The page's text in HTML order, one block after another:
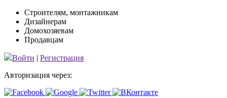
Строителям, монтажникам
Дизайнерам
Домохозяевам
Продавцам
Войти | Регистрация
Авторизация через: